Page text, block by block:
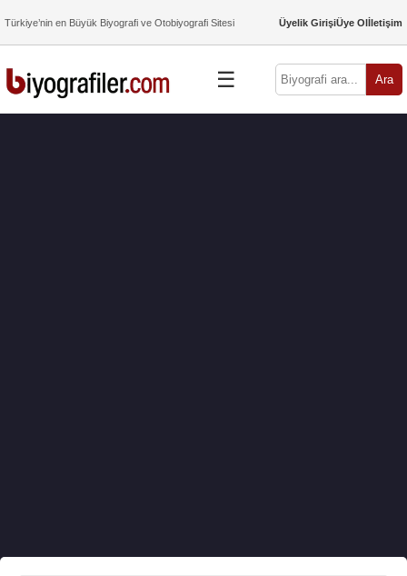
Türkiye’nin en Büyük Biyografi ve Otobiyografi Sitesi Üyelik GirişiÜye Olİletişim
☰ Ara